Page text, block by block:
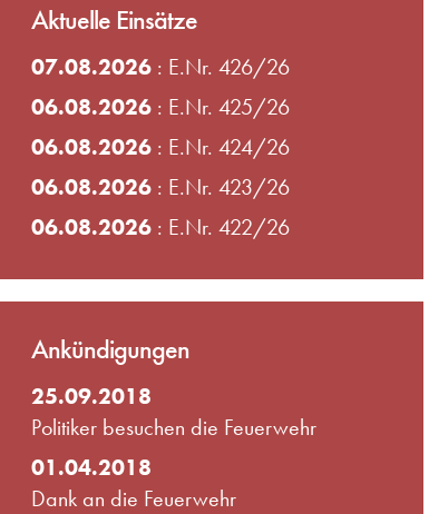
Aktuelle Einsätze
07.08.2026: E.Nr. 426/26
06.08.2026: E.Nr. 425/26
06.08.2026: E.Nr. 424/26
06.08.2026: E.Nr. 423/26
06.08.2026: E.Nr. 422/26
Ankündigungen
25.09.2018
Politiker besuchen die Feuerwehr
01.04.2018
Dank an die Feuerwehr